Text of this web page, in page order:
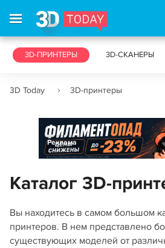
3D-ПРИНТЕРЫ 3D-СКАНЕРЫ
3D Today 3D-принтеры
Реклама
Каталог 3D-
Вы находитесь в самом большом
принтеров. В нем представлено
существующих моделей от